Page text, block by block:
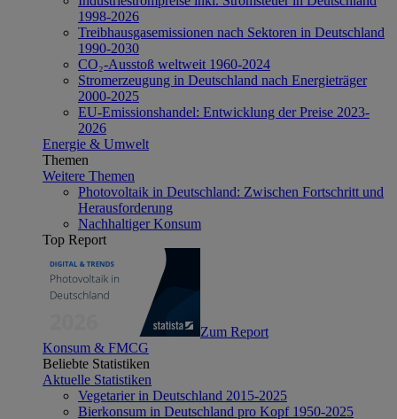
1998-2026
Treibhausgasemissionen nach Sektoren in Deutschland
1990-2030
CO₂-Ausstoß weltweit 1960-2024
Stromerzeugung in Deutschland nach Energieträger
2000-2025
EU-Emissionshandel: Entwicklung der Preise 2023-
2026
Energie & Umwelt
Themen
Weitere Themen
Photovoltaik in Deutschland: Zwischen Fortschritt und
Herausforderung
Nachhaltiger Konsum
Top Report
Zum Report
Konsum & FMCG
Beliebte Statistiken
Aktuelle Statistiken
Vegetarier in Deutschland 2015-2025
Bierkonsum in Deutschland pro Kopf 1950-2025